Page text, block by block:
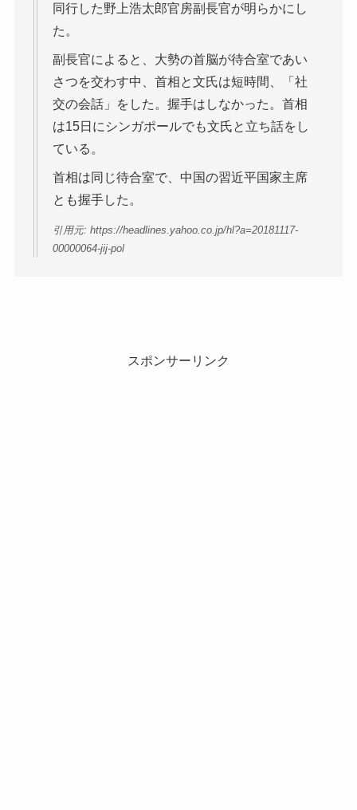
同行した野上浩太郎官房副長官が明らかにし
た。
副長官によると、大勢の首脳が待合室であい
さつを交わす中、首相と文氏は短時間、「社
交の会話」をした。握手はしなかった。首相
は15日にシンガポールでも文氏と立ち話をし
ている。
首相は同じ待合室で、中国の習近平国家主席
とも握手した。
引用元: https://headlines.yahoo.co.jp/hl?a=20181117-
00000064-jij-pol
スポンサーリンク